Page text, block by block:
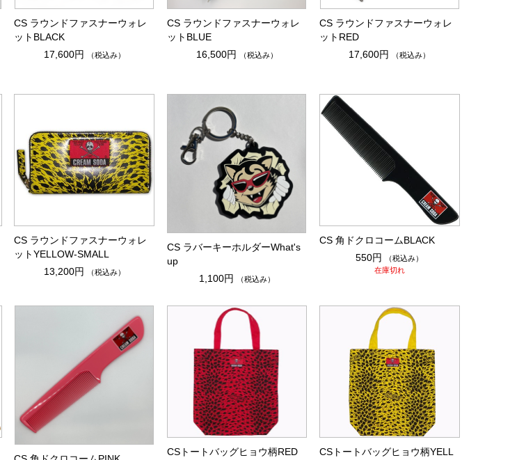
CS ラウンドファスナーウォレ
ットBLACK
17,600円
（税込み）
CS ラウンドファスナーウォレ
ットBLUE
16,500円
（税込み）
CS ラウンドファスナーウォレ
ットRED
17,600円
（税込み）
CS ラウンドファスナーウォレ
ットYELLOW-SMALL
13,200円
（税込み）
CS ラバーキーホルダーWhat's
up
1,100円
（税込み）
CS 角ドクロコームBLACK
550円
（税込み）
在庫切れ
CSトートバッグヒョウ柄RED
CSトートバッグヒョウ柄YELL